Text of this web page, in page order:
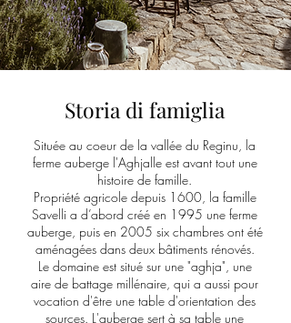
Storia di famiglia
Située au coeur de la vallée du Reginu, la
ferme auberge l'Aghjalle est avant tout une
histoire de famille.
Propriété agricole depuis 1600, la famille
Savelli a d’abord créé en 1995 une ferme
auberge, puis en 2005 six chambres ont été
aménagées dans deux bâtiments rénovés.
Le domaine est situé sur une "aghja", une
aire de battage millénaire, qui a aussi pour
vocation d'être une table d'orientation des
sources. L'auberge sert à sa table une